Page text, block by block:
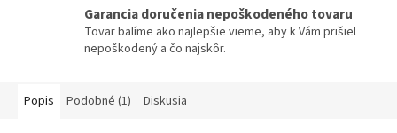
Garancia doručenia nepoškodeného tovaru
Tovar balíme ako najlepšie vieme, aby k Vám prišiel
nepoškodený a čo najskôr.
Popis Podobné (1) Diskusia